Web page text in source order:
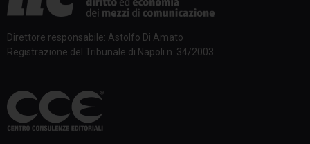
Direttore responsabile: Astolfo Di Amato
Registrazione del Tribunale di Napoli n. 34/2003